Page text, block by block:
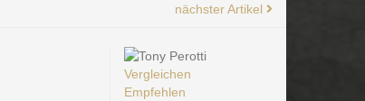
nächster Artikel
Vergleichen
Empfehlen